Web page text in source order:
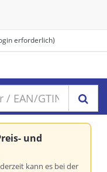
erforderlich)
und
kann es bei der